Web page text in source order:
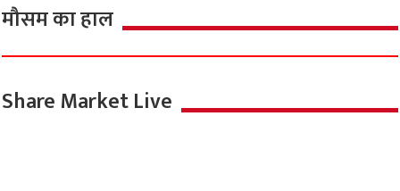
मौसम का हाल
Share Market Live